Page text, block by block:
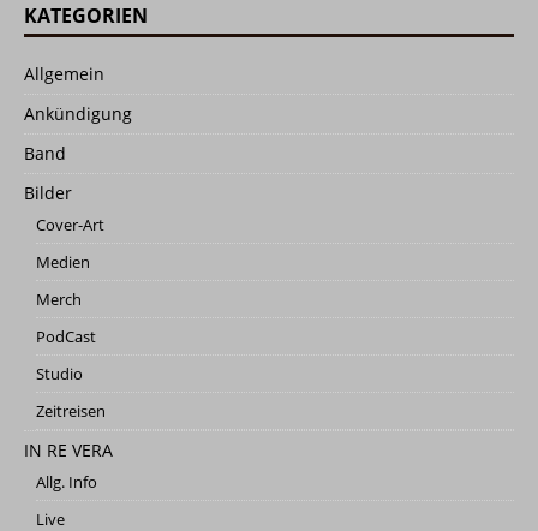
KATEGORIEN
Allgemein
Ankündigung
Band
Bilder
Cover-Art
Medien
Merch
PodCast
Studio
Zeitreisen
IN RE VERA
Allg. Info
Live